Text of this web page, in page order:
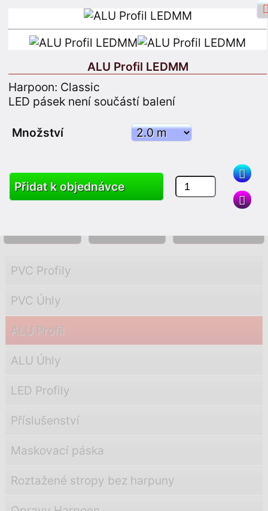
Přihlášení na Facebook
Zaregistrujte se
Vyhledávání
PVC Profily
PVC Úhly
ALU Profil
ALU Úhly
LED Profily
Příslušenství
Maskovací páska
Roztažené stropy bez harpuny
ALU Profil LEDMM
Harpoon: Classic
LED pásek není součástí balení
Množství
Přidat k objednávce